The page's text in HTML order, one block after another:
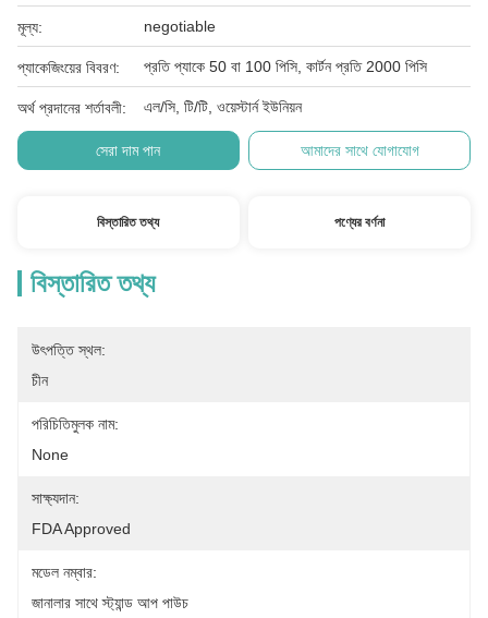
মূল্য: negotiable
প্যাকেজিংয়ের বিবরণ: প্রতি প্যাকে 50 বা 100 পিসি, কার্টন প্রতি 2000 পিসি
অর্থ প্রদানের শর্তাবলী: এল/সি, টি/টি, ওয়েস্টার্ন ইউনিয়ন
সেরা দাম পান আমাদের সাথে যোগাযোগ
বিস্তারিত তথ্য পণ্যের বর্ণনা
বিস্তারিত তথ্য
উৎপত্তি স্থল:
চীন
পরিচিতিমুলক নাম:
None
সাক্ষ্যদান:
FDA Approved
মডেল নম্বার:
জানালার সাথে স্ট্যান্ড আপ পাউচ